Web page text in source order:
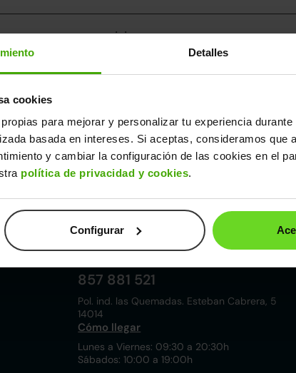
Detalles
cookies
para mejorar y personalizar tu experiencia
basada en intereses. Si aceptas, consideramos que
y cambiar la configuración de las cookies en el
política de privacidad y cookies.
Configurar
consumo y emisiones
11.5segundos
Emisiones
157CO2
y otros datos
Ancho
Alto
1,66m
857 881 521
Pol. ind. las Quemadas. Esteban Cabrera, 5
14014
Cómo llegar
Lunes a Viernes: 09:30 a 20:30h
Sábados: 10:00 a 19:00h